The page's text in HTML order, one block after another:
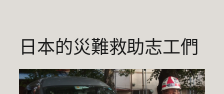
日本的災難救助志工們